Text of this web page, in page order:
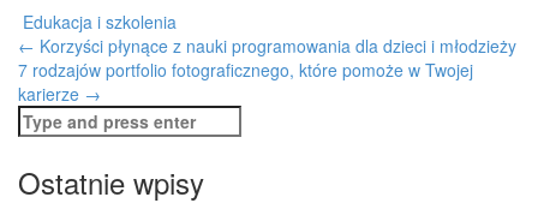
Edukacja i szkolenia
Post
navigation
← Korzyści płynące z nauki programowania dla dzieci i młodzieży
7 rodzajów portfolio fotograficznego, które pomoże w Twojej
karierze →
Search
for:
Ostatnie wpisy